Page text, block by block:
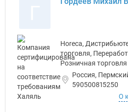
Horeca,
торговля,
Розничная торговля
Россия,
590500815250
О